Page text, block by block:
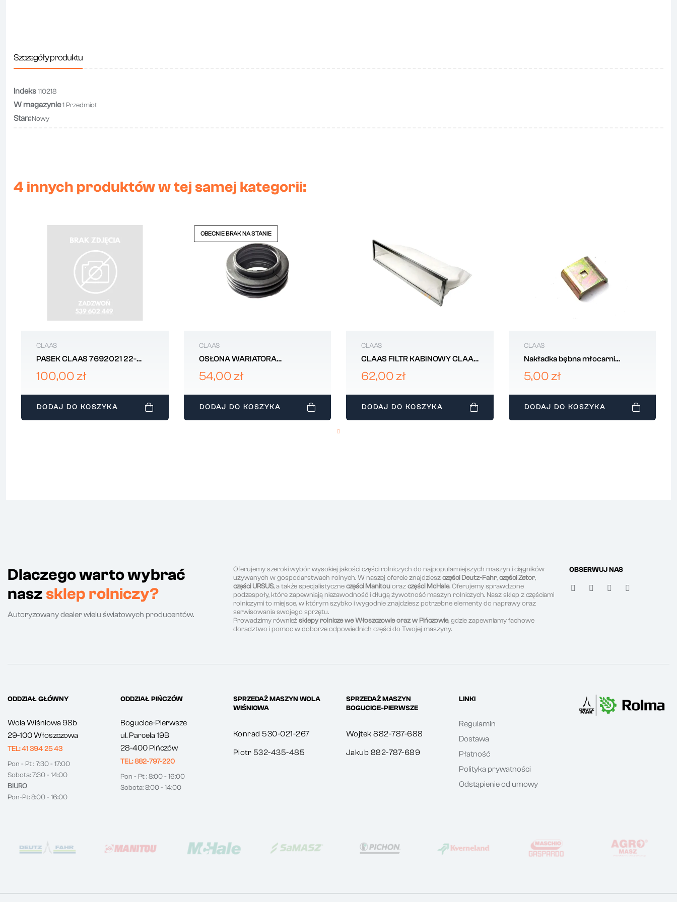
Szczegóły produktu
Indeks110218
W magazynie1 Przedmiot
Stan: Nowy
4 innych produktów w tej samej kategorii:
CLAAS
PASEK CLAAS 7692021 22-
1500LI ORYGINAŁ
100,00 zł
DODAJ DO KOSZYKA
OBECNIE BRAK NA STANIE
CLAAS
OSŁONA WARIATORA
MŁOCARNI MASSEY FERGUSON
417449M2
54,00 zł
DODAJ DO KOSZYKA
CLAAS
CLAAS FILTR KABINOWY CLAAS
071525
62,00 zł
DODAJ DO KOSZYKA
CLAAS
Nakładka bębna młocarni
CLAAS 663157
5,00 zł
DODAJ DO KOSZYKA
Dlaczego warto wybrać
nasz sklep rolniczy?
Autoryzowany dealer wielu światowych producentów.
Oferujemy szeroki wybór wysokiej jakości części rolniczych do najpopularniejszych maszyn i ciągników
używanych w gospodarstwach rolnych. W naszej ofercie znajdzieszczęści Deutz-Fahr,części Zetor,
części URSUS, a także specjalistyczneczęści Manitouorazczęści McHale. Oferujemy sprawdzone
podzespoły, które zapewniają niezawodność i długą żywotność maszyn rolniczych. Nasz sklep z częściami
rolniczymi to miejsce, w którym szybko i wygodnie znajdziesz potrzebne elementy do naprawy oraz
serwisowania swojego sprzętu.
Prowadzimy równieżsklepy rolnicze we Włoszczowie oraz w Pińczowie, gdzie zapewniamy fachowe
doradztwo i pomoc w doborze odpowiednich części do Twojej maszyny.
OBSERWUJ NAS
ODDZIAŁ GŁÓWNY
Wola Wiśniowa 98b
29-100 Włoszczowa
TEL: 41 394 25 43
Pon - Pt : 7:30 - 17:00
Sobota: 7:30 - 14:00
BIURO
Pon-Pt: 8:00 - 16:00
ODDZIAŁ PIŃCZÓW
Bogucice-Pierwsze
ul. Parcela 19B
28-400 Pińczów
TEL: 882-797-220
Pon - Pt : 8:00 - 16:00
Sobota: 8:00 - 14:00
SPRZEDAŻ MASZYN WOLA
WIŚNIOWA
Konrad 530-021-267
Piotr 532-435-485
SPRZEDAŻ MASZYN
BOGUCICE-PIERWSZE
Wojtek 882-787-688
Jakub 882-787-689
LINKI
Regulamin
Dostawa
Płatność
Polityka prywatności
Odstąpienie od umowy